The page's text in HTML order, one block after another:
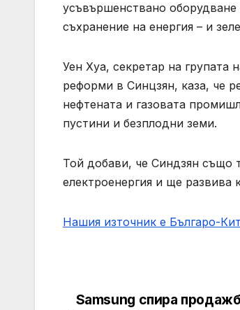
усъвършенствано
съхранение на енергия – и
Уен Хуа, секретар на групата
реформи в Синцзян, каза, че
нефтената и газовата
пустини и безплодни земи.
Той добави, че Синдзян също
електроенергия и ще развива
Нашия източник е Българо-
Samsung спира